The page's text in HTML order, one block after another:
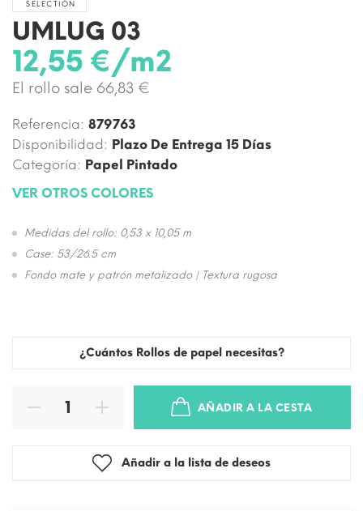
SELECTION
UMLUG 03
12,55 €/m2
El rollo sale 66,83 €
Referencia: 879763
Disponibilidad: Plazo De Entrega 15 Días
Categoría: Papel Pintado
VER OTROS COLORES
Medidas del rollo: 0,53 x 10,05 m
Case: 53/26.5 cm
Fondo mate y patrón metalizado | Textura rugosa
¿Cuántos Rollos de papel necesitas?
AÑADIR A LA CESTA
Añadir a la lista de deseos